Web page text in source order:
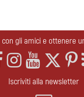
con gli amici e ottenere
Iscriviti alla newsletter